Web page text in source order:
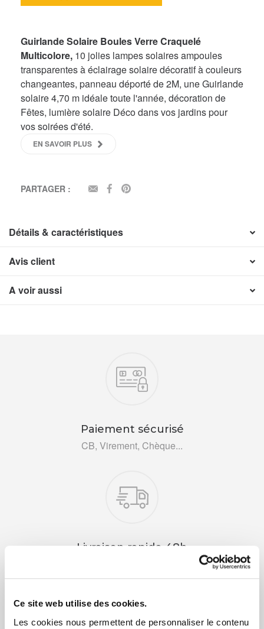
Ce site web utilise des cookies.
Les cookies nous permettent de personnaliser le contenu
Guirlande Solaire Boules Verre Craquelé
Multicolore, 10 jolies lampes solaires ampoules
transparentes à éclairage solaire décoratif à couleurs
changeantes, panneau déporté de 2M, une Guirlande
solaire 4,70 m idéale toute l'année, décoration de
Fêtes, lumière solaire Déco dans vos jardins pour
vos soirées d'été.
EN SAVOIR PLUS
PARTAGER : EMAILFACEBOOK
Détails & caractéristiques
Avis client
A voir aussi
Paiement sécurisé
CB, Virement, Chèque...
Livraison rapide 48h